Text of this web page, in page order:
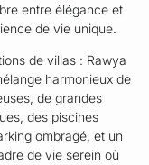
entre élégance et
de vie unique.
de villas : Rawya
harmonieux de
de grandes
des piscines
ombragé, et un
de vie serein où